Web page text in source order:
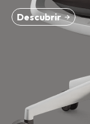
Descubrir